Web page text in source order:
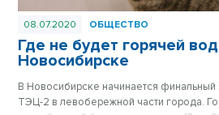
08.07.2020 ОБЩЕСТВО
Где не будет горячей
Новосибирске
В Новосибирске начинается финальный
ТЭЦ-2 в левобережной части города.